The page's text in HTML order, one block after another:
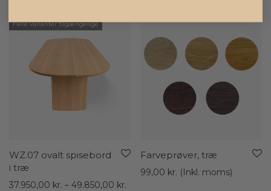
Flere varianter tilgængelige
WZ.07 ovalt spisebord
i træ
37.950,00 kr. – 49.850,00 kr.
Farveprøver, træ
99,00 kr. (Inkl. moms)